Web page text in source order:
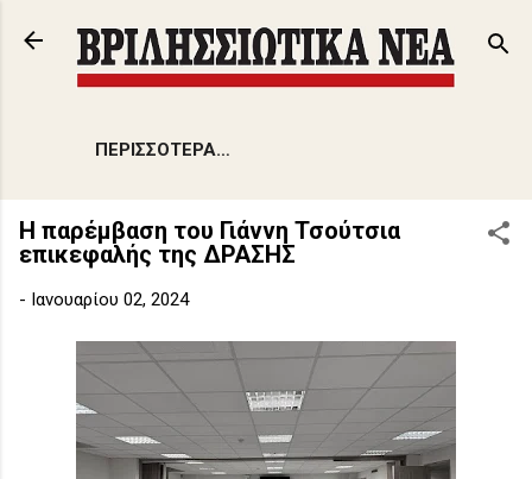
Μετάβαση στο κύριο περιεχόμενο
ΠΕΡΙΣΣΌΤΕΡΑ…
Η παρέμβαση του Γιάννη Τσούτσια
επικεφαλής της ΔΡΑΣΗΣ
- Ιανουαρίου 02, 2024